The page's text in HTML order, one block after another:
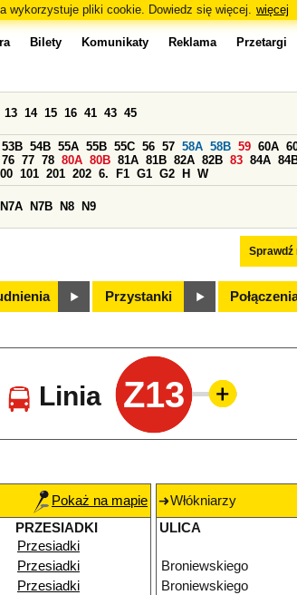
wykorzystuje pliki cookie. Dowiedz się więcej. więcej
Bilety Komunikaty Reklama Przetargi
Sprawdź
13 14 15 16 41 43 45
53B 54B 55A 55B 55C 56 57 58A 58B 59 60A
76 77 78 80A 80B 81A 81B 82A 82B 83 84A
101 201 202 6. F1 G1 G2 H W
N7A N7B N8 N9
Przystanki
Linia Z13
Pokaż na mapie
PRZESIADKI
Przesiadki
Przesiadki
Przesiadki
Włókniarzy
ULICA
Broniewskiego
Broniewskiego